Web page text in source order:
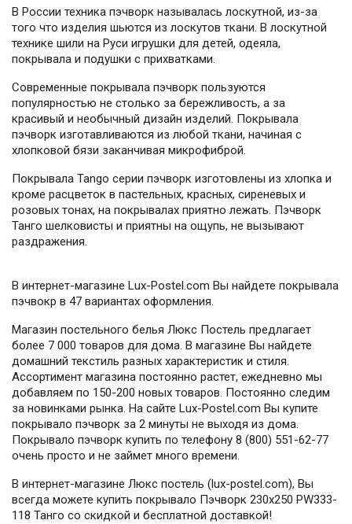
В России техника пэчворк называлась лоскутной, из-за
того что изделия шьются из лоскутов ткани. В лоскутной
технике шили на Руси игрушки для детей, одеяла,
покрывала и подушки с прихватками.
Современные покрывала пэчворк пользуются
популярностью не столько за бережливость, а за
красивый и необычный дизайн изделий. Покрывала
пэчворк изготавливаются из любой ткани, начиная с
хлопковой бязи заканчивая микрофиброй.
Покрывала Tango серии пэчворк изготовлены из хлопка и
кроме расцветок в пастельных, красных, сиреневых и
розовых тонах, на покрывалах приятно лежать. Пэчворк
Танго шелковисты и приятны на ощупь, не вызывают
раздражения.
В интернет-магазине Lux-Postel.com Вы найдете покрывала
пэчвокр в 47 вариантах оформления.
Магазин постельного белья Люкс Постель предлагает
более 7 000 товаров для дома. В магазине Вы найдете
домашний текстиль разных характеристик и стиля.
Ассортимент магазина постоянно растет, ежедневно мы
добавляем по 150-200 новых товаров. Постоянно следим
за новинками рынка. На сайте Lux-Postel.com Вы купите
покрывало пэчворк за 2 минуты не выходя из дома.
Покрывало пэчворк купить по телефону 8 (800) 551-62-77
очень просто и не займет много времени.
В интернет-магазине Люкс постель (lux-postel.com), Вы
всегда можете купить покрывало Пэчворк 230х250 PW333-
118 Танго со скидкой и бесплатной доставкой!